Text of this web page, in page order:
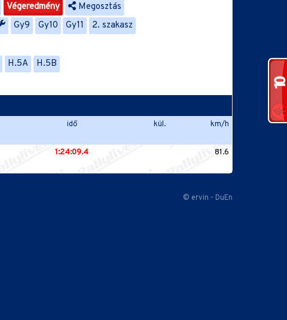
Végeredmény
Megosztás
Gy9 Gy10 Gy11 2. szakasz
H.5A
H.5B
idő kül. km/h
1:24:09.4 81.6
© ervin - DuEn